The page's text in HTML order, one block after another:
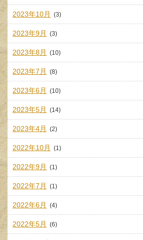
2023年10月 (3)
2023年9月 (3)
2023年8月 (10)
2023年7月 (8)
2023年6月 (10)
2023年5月 (14)
2023年4月 (2)
2022年10月 (1)
2022年9月 (1)
2022年7月 (1)
2022年6月 (4)
2022年5月 (6)